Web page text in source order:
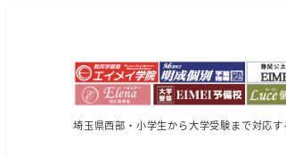
埼玉県西部・小学生から大学受験まで対応